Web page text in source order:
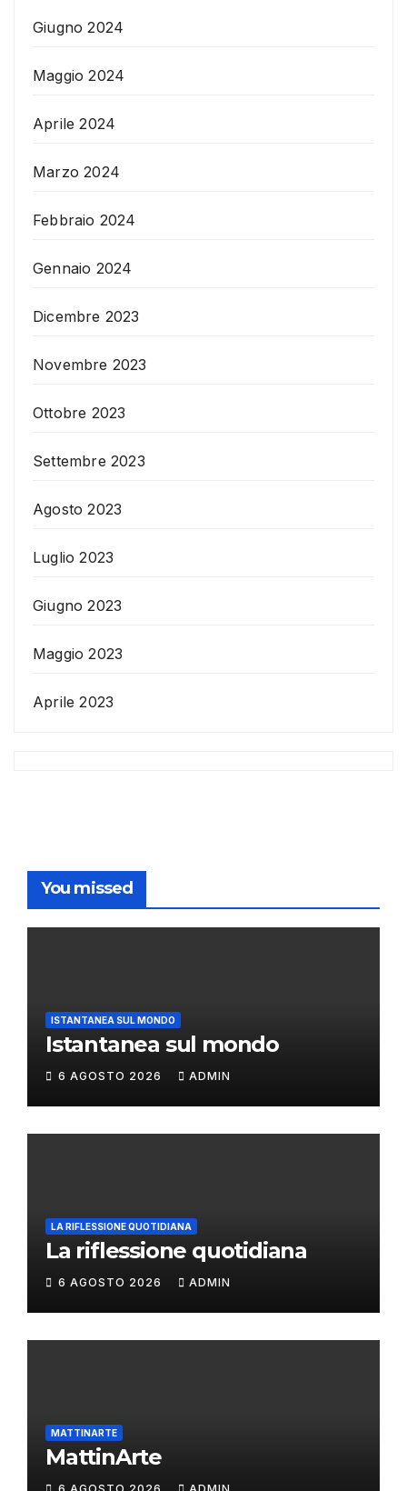
Giugno 2024
Maggio 2024
Aprile 2024
Marzo 2024
Febbraio 2024
Gennaio 2024
Dicembre 2023
Novembre 2023
Ottobre 2023
Settembre 2023
Agosto 2023
Luglio 2023
Giugno 2023
Maggio 2023
Aprile 2023
You missed
ISTANTANEA SUL MONDO
Istantanea sul mondo
6 AGOSTO 2026 ADMIN
LA RIFLESSIONE QUOTIDIANA
La riflessione quotidiana
6 AGOSTO 2026 ADMIN
MATTINARTE
MattinArte